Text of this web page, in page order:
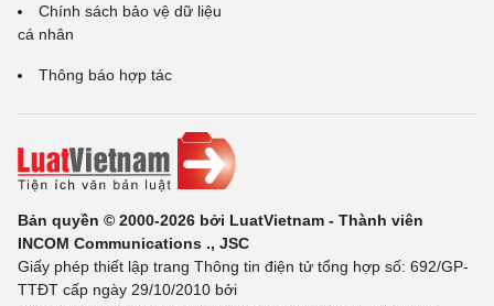
Chính sách bảo vệ dữ liệu
cá nhân
Thông báo hợp tác
Bản quyền © 2000-2026 bởi LuatVietnam - Thành viên
INCOM Communications ., JSC
Giấy phép thiết lập trang Thông tin điện tử tổng hợp số: 692/GP-
TTĐT cấp ngày 29/10/2010 bởi